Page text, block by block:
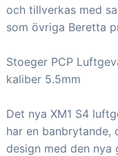
och tillverkas med
som övriga Beretta
Stoeger PCP
kaliber 5.5mm
Det nya XM1 S4
har en
design med den nya